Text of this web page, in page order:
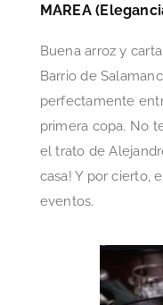
MAREA
Buena arroz y
Barrio de
perfectamente
primera copa. No
el trato de
casa! Y por cierto,
eventos.